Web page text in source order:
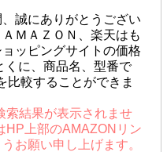
誠にありがとうござい
ＭＡＺＯＮ、楽天はも
ッピングサイトの価格
くに、商品名、型番で
比較することができま
結果が表示されませ
HP上部のAMAZONリン
お願い申し上げます。